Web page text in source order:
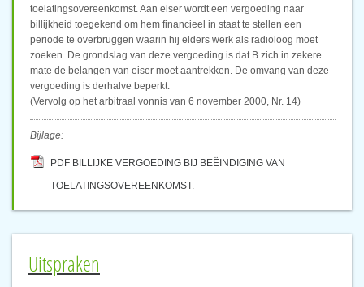
Uitspraken
toelatingsovereenkomst. Aan eiser wordt een vergoeding naar
billijkheid toegekend om hem financieel in staat te stellen een
periode te overbruggen waarin hij elders werk als radioloog moet
zoeken. De grondslag van deze vergoeding is dat B zich in zekere
mate de belangen van eiser moet aantrekken. De omvang van deze
vergoeding is derhalve beperkt.
(Vervolg op het arbitraal vonnis van 6 november 2000, Nr. 14)
Bijlage:
PDF BILLIJKE VERGOEDING BIJ BEËINDIGING VAN
TOELATINGSOVEREENKOMST.